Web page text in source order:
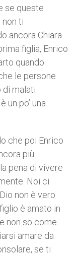
se queste
ti
ancora Chiara
figlia, Enrico
quando
le persone
di malati
po’ una
che poi Enrico
più
pena di vivere
Noi ci
non è vero
è amato in
non so come
amare da
se ti